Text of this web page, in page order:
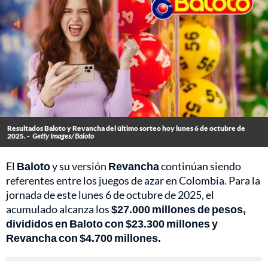
Resultados Baloto y Revancha del último sorteo hoy lunes 6 de octubre de
2025. - Getty Images/ Baloto
El Balotoy su versión Revanchacontinúan siendo
referentes entre los juegos de azar en Colombia. Para la
jornada de este lunes 6 de octubre de 2025, el
acumulado alcanza los$27.000 millones de pesos,
divididos en Baloto con $23.300 millones y
Revancha con $4.700 millones.